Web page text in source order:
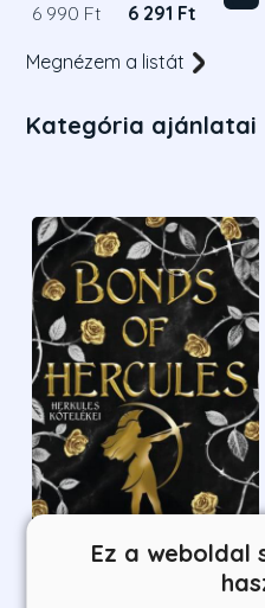
6 990 Ft 6 291 Ft
Megnézem a listát
Kategória ajánlatai
Ez a weboldal